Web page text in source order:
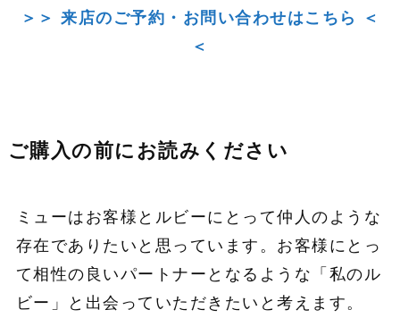
＞＞ 来店のご予約・お問い合わせはこちら ＜
＜
ご購入の前にお読みください
ミューはお客様とルビーにとって仲人のような
存在でありたいと思っています。お客様にとっ
て相性の良いパートナーとなるような「私のル
ビー」と出会っていただきたいと考えます。